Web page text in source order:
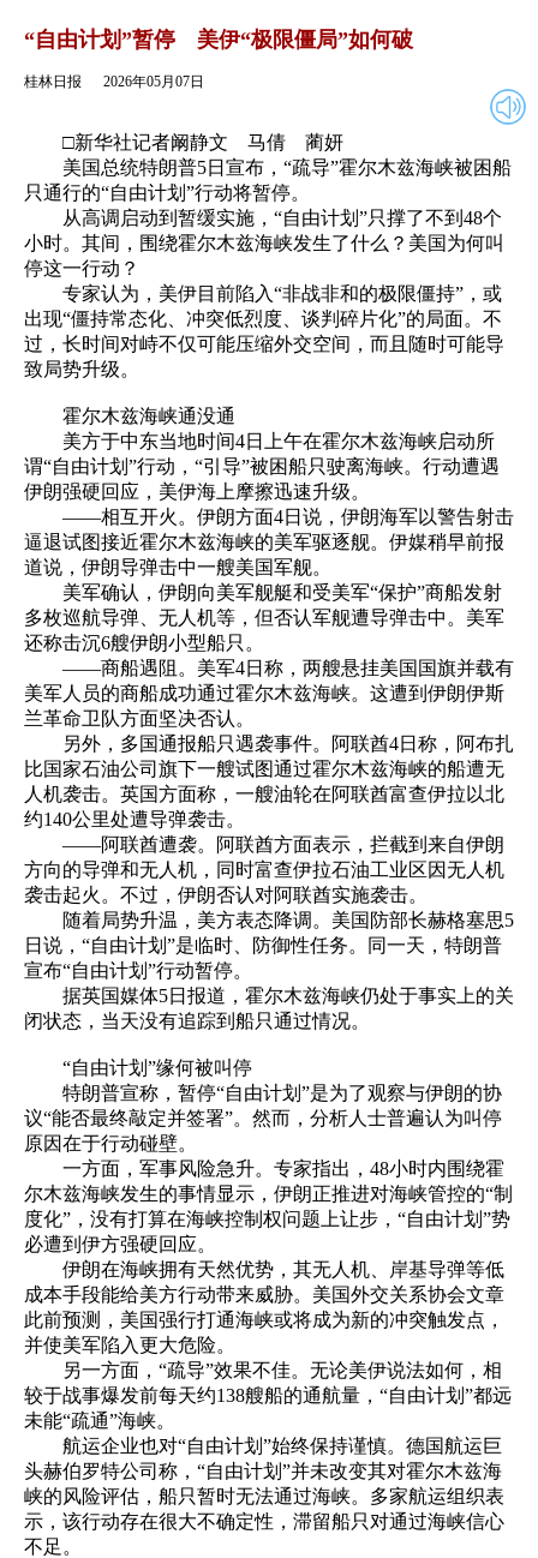
2026年05月07日
“自由计划”暂停 美伊“极限僵局”如何破
桂林日报 2026年05月07日
□新华社记者阚静文 马倩 蔺妍
美国总统特朗普5日宣布，“疏导”霍尔木兹海峡被困船
只通行的“自由计划”行动将暂停。
从高调启动到暂缓实施，“自由计划”只撑了不到48个
小时。其间，围绕霍尔木兹海峡发生了什么？美国为何叫
停这一行动？
专家认为，美伊目前陷入“非战非和的极限僵持”，或
出现“僵持常态化、冲突低烈度、谈判碎片化”的局面。不
过，长时间对峙不仅可能压缩外交空间，而且随时可能导
致局势升级。
霍尔木兹海峡通没通
美方于中东当地时间4日上午在霍尔木兹海峡启动所
谓“自由计划”行动，“引导”被困船只驶离海峡。行动遭遇
伊朗强硬回应，美伊海上摩擦迅速升级。
——相互开火。伊朗方面4日说，伊朗海军以警告射击
逼退试图接近霍尔木兹海峡的美军驱逐舰。伊媒稍早前报
道说，伊朗导弹击中一艘美国军舰。
美军确认，伊朗向美军舰艇和受美军“保护”商船发射
多枚巡航导弹、无人机等，但否认军舰遭导弹击中。美军
还称击沉6艘伊朗小型船只。
——商船遇阻。美军4日称，两艘悬挂美国国旗并载有
美军人员的商船成功通过霍尔木兹海峡。这遭到伊朗伊斯
兰革命卫队方面坚决否认。
另外，多国通报船只遇袭事件。阿联酋4日称，阿布扎
比国家石油公司旗下一艘试图通过霍尔木兹海峡的船遭无
人机袭击。英国方面称，一艘油轮在阿联酋富查伊拉以北
约140公里处遭导弹袭击。
——阿联酋遭袭。阿联酋方面表示，拦截到来自伊朗
方向的导弹和无人机，同时富查伊拉石油工业区因无人机
袭击起火。不过，伊朗否认对阿联酋实施袭击。
随着局势升温，美方表态降调。美国防部长赫格塞思5
日说，“自由计划”是临时、防御性任务。同一天，特朗普
宣布“自由计划”行动暂停。
据英国媒体5日报道，霍尔木兹海峡仍处于事实上的关
闭状态，当天没有追踪到船只通过情况。
“自由计划”缘何被叫停
特朗普宣称，暂停“自由计划”是为了观察与伊朗的协
议“能否最终敲定并签署”。然而，分析人士普遍认为叫停
原因在于行动碰壁。
一方面，军事风险急升。专家指出，48小时内围绕霍
尔木兹海峡发生的事情显示，伊朗正推进对海峡管控的“制
度化”，没有打算在海峡控制权问题上让步，“自由计划”势
必遭到伊方强硬回应。
伊朗在海峡拥有天然优势，其无人机、岸基导弹等低
成本手段能给美方行动带来威胁。美国外交关系协会文章
此前预测，美国强行打通海峡或将成为新的冲突触发点，
并使美军陷入更大危险。
另一方面，“疏导”效果不佳。无论美伊说法如何，相
较于战事爆发前每天约138艘船的通航量，“自由计划”都远
未能“疏通”海峡。
航运企业也对“自由计划”始终保持谨慎。德国航运巨
头赫伯罗特公司称，“自由计划”并未改变其对霍尔木兹海
峡的风险评估，船只暂时无法通过海峡。多家航运组织表
示，该行动存在很大不确定性，滞留船只对通过海峡信心
不足。